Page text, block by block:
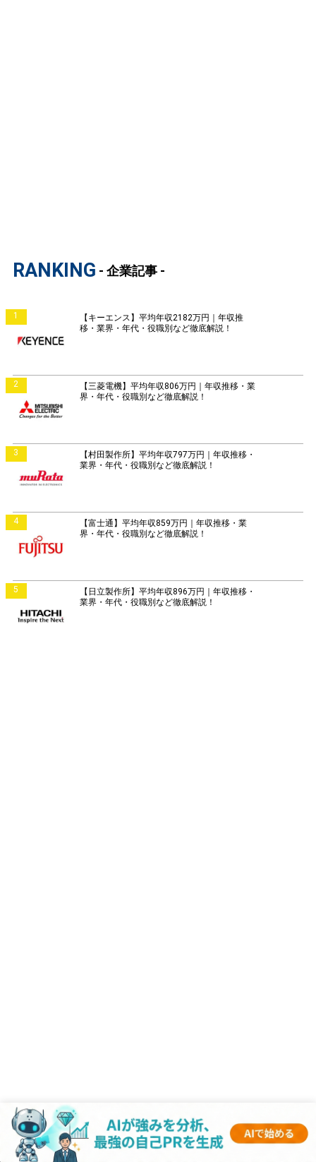
RANKING - 企業記事 -
1
【キーエンス】平均年収2182万円｜年収推
移・業界・年代・役職別など徹底解説！
2
【三菱電機】平均年収806万円｜年収推移・業
界・年代・役職別など徹底解説！
3
【村田製作所】平均年収797万円｜年収推移・
業界・年代・役職別など徹底解説！
4
【富士通】平均年収859万円｜年収推移・業
界・年代・役職別など徹底解説！
5
【日立製作所】平均年収896万円｜年収推移・
業界・年代・役職別など徹底解説！